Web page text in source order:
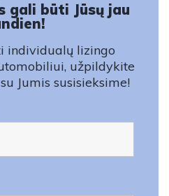
gali būti Jūsų jau
individualų lizingo
užpildykite
Jumis susisieksime!